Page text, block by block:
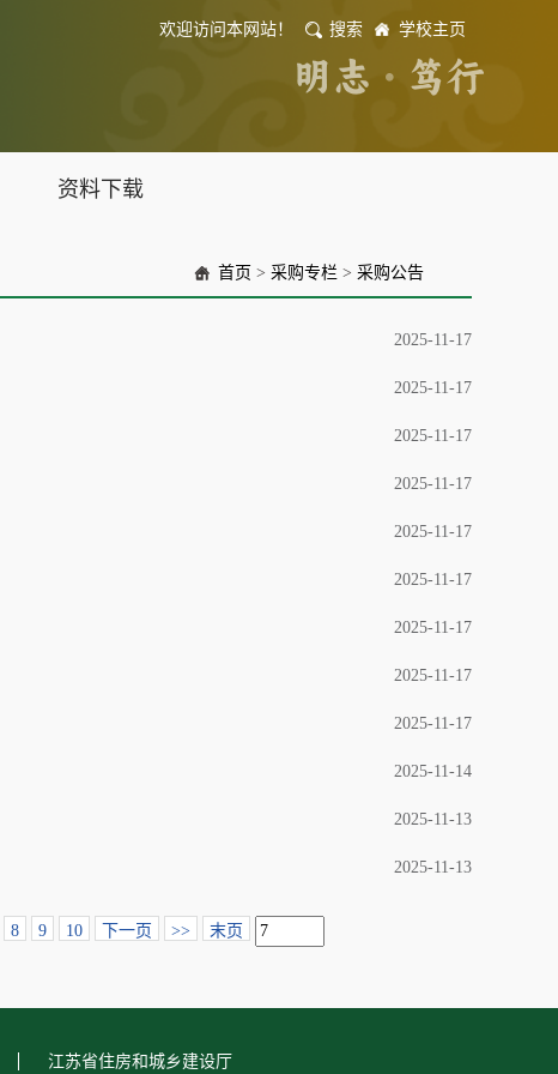
欢迎访问本网站！ 搜索 学校主页
资料下载
首页 > 采购专栏 > 采购公告
2025-11-17
2025-11-17
2025-11-17
2025-11-17
2025-11-17
2025-11-17
2025-11-17
2025-11-17
2025-11-17
2025-11-14
2025-11-13
2025-11-13
8 9 10 下一页 >> 末页
江苏省住房和城乡建设厅